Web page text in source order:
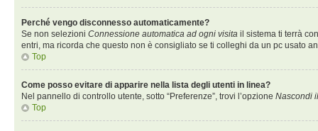
Perché vengo disconnesso automaticamente?
Se non selezioni Connessione automatica ad ogni visita il sistema ti terrà
entri, ma ricorda che questo non è consigliato se ti colleghi da un pc usato
Top
Come posso evitare di apparire nella lista degli utenti in linea?
Nel pannello di controllo utente, sotto “Preferenze”, trovi l’opzione Nascondi
Top